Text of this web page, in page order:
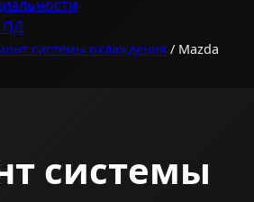
ПД
системы охлаждения / Mazda
системы